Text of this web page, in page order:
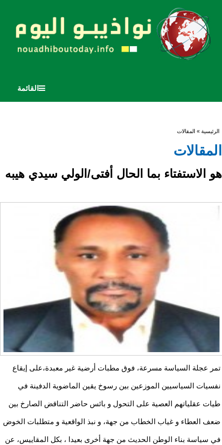
القائمة
أنت هنا
الرئيسية » المقالات
المقالات
هو الاستفتاء بما الحال أفتى/الولي سيدي هيبه
تمر عجلة السياسة مسرعة، فوق مطبات أرضية غير معبدة،على إيقاع
نفسيات السياسيين الموزعين بين رسوخ يقين الماضوية الدفينة في
طيات عقلياتهم العصية على التحول و بائس حاضر التناقض الصارخ بين
ضعف العطاء و غياب الخطاب من جهة، و نبذ الواقعية و متطلبات الخوض
في سياسة بناء الوطن الحديث من جهة أخرى بعيدا ، بكل المقاييس، عن